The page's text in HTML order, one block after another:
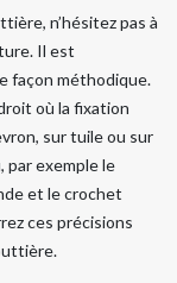
n’hésitez pas à
Il est
façon méthodique.
où la fixation
sur tuile ou sur
par exemple le
et le crochet
ces précisions